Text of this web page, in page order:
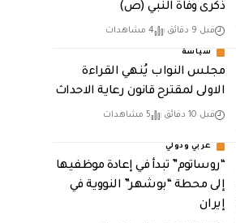
ذكرى وفاة النبي (ص)
قبل 9 دقائق 4 مشاهدات
سياسة
مجلس النواب يُنهي القراءة
الاولى لمقترح قانون رعاية الاحداث
قبل 10 دقائق 5 مشاهدات
عربي ودولي
“روساتوم” تبدأ في إعادة موظفيها
إلى محطة “بوشهر” النووية في
إيران